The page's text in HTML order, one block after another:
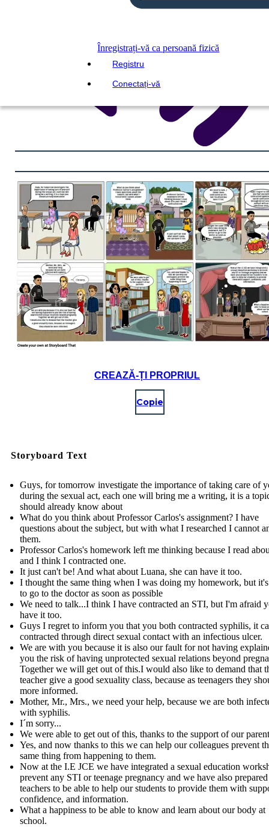
Înregistrați-vă ca persoană fizică
Registru
Conectați-vă
CREAZĂ-ȚI PROPRIUL
Copie
Storyboard Text
Guys, for tomorrow investigate the importance of taking care of
during the sexual act, each one will bring me a writing, it is a
should already know about
What do you think about Professor Carlos's assignment? I have
questions about the subject, but with what I researched I cannot
them.
Professor Carlos's homework left me thinking because I read
and I think I contracted one.
It just can't be! And what about Luana, she can have it too.
I thought the same thing when I was doing my homework, but
to go to the doctor as soon as possible
We need to talk...I think I have contracted an STI, but I'm afraid
have it too.
Guys I regret to inform you that you both contracted syphilis, it
contracted through direct sexual contact with an infectious ulcer.
We are with you because it is also our fault for not having
you the risk of having unprotected sexual relations beyond
Together we will get out of this.I would also like to demand that
teacher give a good sexuality class, because as teenagers they
more informed.
Mother, Mr., Mrs., we need your help, because we are both
with syphilis.
I´m sorry...
We were able to get out of this, thanks to the support of our
Yes, and now thanks to this we can help our colleagues prevent
same thing from happening to them.
Now at the I.E JCE we have integrated a sexual education
prevent any STI or teenage pregnancy and we have also
teachers to be able to help our students to provide them with
confidence, and information.
What a happiness to be able to know and learn about our body at
school.